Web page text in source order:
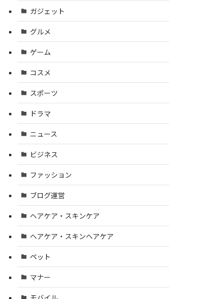
ガジェット
グルメ
ゲーム
コスメ
スポーツ
ドラマ
ニュース
ビジネス
ファッション
ブログ運営
ヘアケア・スキンケア
ヘアケア・スキンヘアケア
ペット
マナー